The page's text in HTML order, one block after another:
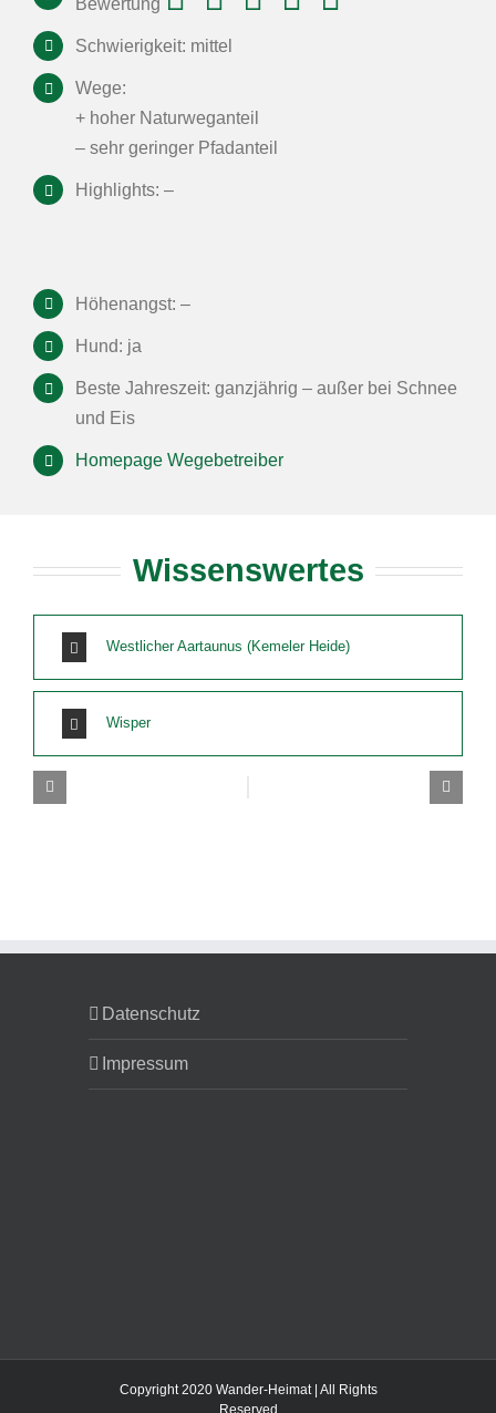
Schwierigkeit: mittel
Wege:
+ hoher Naturweganteil
– sehr geringer Pfadanteil
Highlights: –
Höhenangst: –
Hund: ja
Beste Jahreszeit: ganzjährig – außer bei Schnee
und Eis
Homepage Wegebetreiber
Wissenswertes
Westlicher Aartaunus (Kemeler Heide)
Wisper
Datenschutz
Impressum
Copyright 2020 Wander-Heimat | All Rights
Reserved